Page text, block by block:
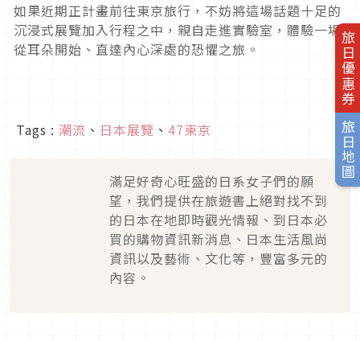
旅日優惠券
旅日地圖
如果近期正計畫前往東京旅行，不妨將這場話題十足的
沉浸式展覽加入行程之中，親自走進實驗室，體驗一場
從耳朵開始、直達內心深處的恐懼之旅。
Tags : 潮流 、 日本展覽 、 47東京
滿足好奇心旺盛的日系女子們的願
望，我們提供在旅遊書上絕對找不到
的日本在地即時觀光情報、到日本必
買的購物資訊新消息、日本生活風尚
資訊以及藝術、文化等，豐富多元的
內容。